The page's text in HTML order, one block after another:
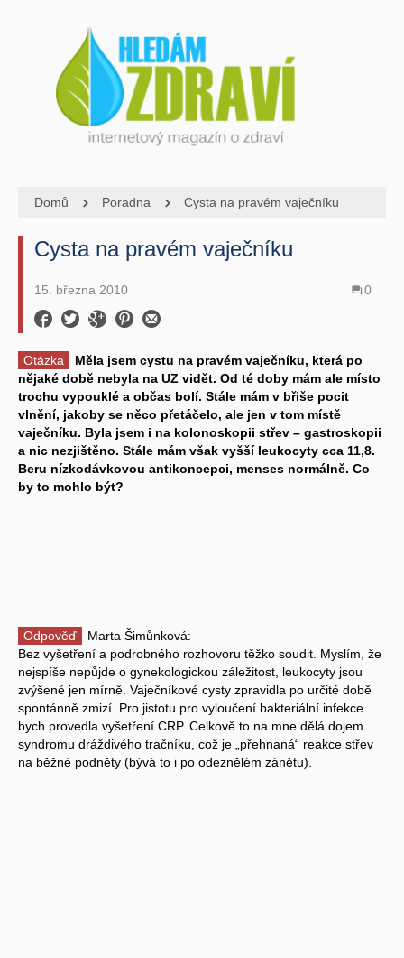
Domů Poradna Cysta na pravém vaječníku
Cysta na pravém vaječníku
15. března 2010 0
Otázka
Měla jsem cystu na pravém vaječníku, která po
nějaké době nebyla na UZ vidět. Od té doby mám ale místo
trochu vypouklé a občas bolí. Stále mám v břiše pocit
vlnění, jakoby se něco přetáčelo, ale jen v tom místě
vaječníku. Byla jsem i na kolonoskopii střev – gastroskopii
a nic nezjištěno. Stále mám však vyšší leukocyty cca 11,8.
Beru nízkodávkovou antikoncepci, menses normálně. Co
by to mohlo být?
Odpověď
Marta Šimůnková:
Bez vyšetření a podrobného rozhovoru těžko soudit. Myslím, že
nejspíše nepůjde o gynekologickou záležitost, leukocyty jsou
zvýšené jen mírně. Vaječníkové cysty zpravidla po určité době
spontánně zmizí. Pro jistotu pro vyloučení bakteriální infekce
bych provedla vyšetření CRP. Celkově to na mne dělá dojem
syndromu dráždivého tračníku, což je „přehnaná“ reakce střev
na běžné podněty (bývá to i po odeznělém zánětu).